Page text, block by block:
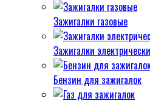
Зажигалки газовые
Зажигалки
Бензин для зажигалок